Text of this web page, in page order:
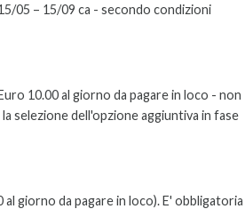
05 – 15/09 ca - secondo condizioni
10.00 al giorno da pagare in loco - non
selezione dell'opzione aggiuntiva in fase
giorno da pagare in loco). E' obbligatoria